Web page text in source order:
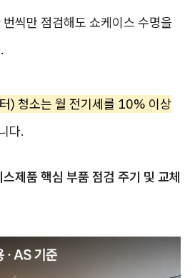
씩만 점검해도 쇼케이스 수명을
) 청소는 월 전기세를 10% 이상
다.
제품 핵심 부품 점검 주기 및 교체